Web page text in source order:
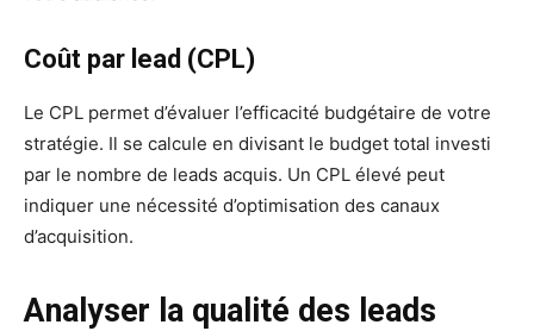
Coût par lead (CPL)
Le CPL permet d’évaluer l’efficacité budgétaire de votre
stratégie. Il se calcule en divisant le budget total investi
par le nombre de leads acquis. Un CPL élevé peut
indiquer une nécessité d’optimisation des canaux
d’acquisition.
Analyser la qualité des leads